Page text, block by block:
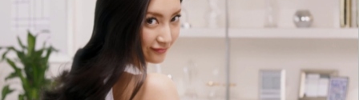
SNSの「加工顔」と美容医療｜AI
がもたらす可能性とこれから
2026.07.13
都市型スパ――身近なウェルネ
の次世代モデル